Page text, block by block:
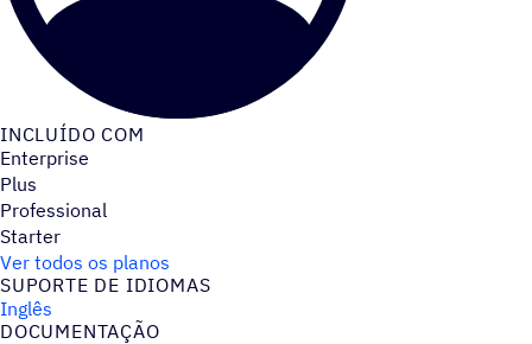
INCLUÍDO COM
Enterprise
Plus
Professional
Starter
Ver todos os planos
SUPORTE DE IDIOMAS
Inglês
DOCUMENTAÇÃO